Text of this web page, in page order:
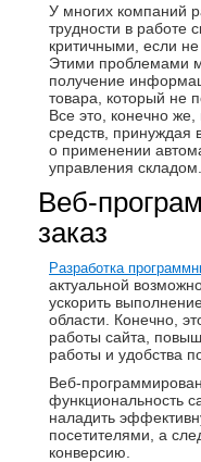
У многих компаний
трудности в работе
критичными, если
Этими проблемами
получение
товара, который не
Все это, конечно
средств, принуждая
о применении
управления складом.
Веб-
заказ
Разработка
актуальной
ускорить
области. Конечно,
работы сайта,
работы и удобства
Веб-
функциональность
наладить
посетителями, а
конверсию.